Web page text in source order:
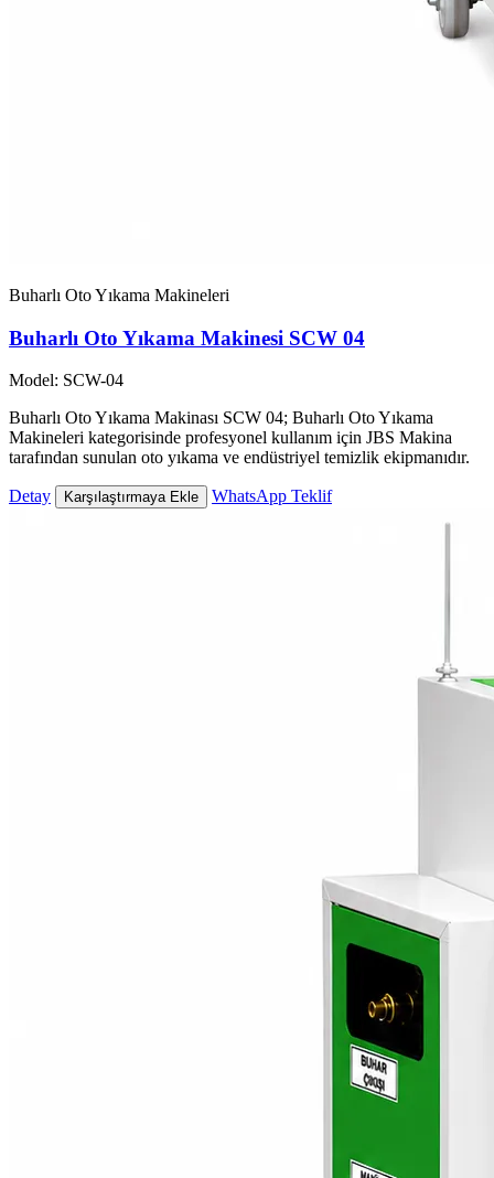
Buharlı Oto Yıkama Makineleri
Buharlı Oto Yıkama Makinesi SCW 04
Model: SCW-04
Buharlı Oto Yıkama Makinası SCW 04; Buharlı Oto Yıkama
Makineleri kategorisinde profesyonel kullanım için JBS Makina
tarafından sunulan oto yıkama ve endüstriyel temizlik ekipmanıdır.
Detay Karşılaştırmaya Ekle WhatsApp Teklif